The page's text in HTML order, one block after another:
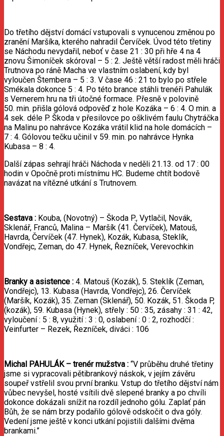
Do třetího dějství domácí vstupovali s vynucenou změnou po
zranění Maršíka, kterého nahradil Červíček. Úvod této třetiny
se Náchodu nevydařil, neboť v čase 21 : 30 při hře 4 na 4
znovu Šimoníček skóroval – 5 : 2. Ještě větší radost měli hráči
Trutnova po ráně Macha ve vlastním oslabení, kdy byl
vyloučen Štembera – 5 : 3. V čase 46 : 21 to bylo po střele
Smékala dokonce 5 : 4. Po této brance stáhli trenéři Pahulák
s Vernerem hru na tři útočné formace. Přesně v polovině
50. min. přišla gólová odpověď z hole Kozáka – 6 : 4. O min. a
4 sek. déle P. Škoda v přesilovce po ošklivém faulu Chytráčka
na Malinu po nahrávce Kozáka vrátil klid na hole domácích –
7 : 4. Gólovou tečku učinil v 59. min. po nahrávce Hynka
Kubasa – 8 : 4.
Další zápas sehrají hráči Náchoda v neděli 21.13. od 17 : 00
hodin v Opočně proti místnímu HC. Budeme chtít bodově
navázat na vítězné utkání s Trutnovem.
Sestava : Kouba, (Novotný) – Škoda P., Vytlačil, Novák,
Sklenář, Franců, Malina – Maršík (41. Červíček), Matouš,
Havrda, Červíček (47. Hynek), Kozák, Kubasa, Steklík,
Vondřejc, Zeman, do 47. Hynek, Řezníček, Verevochkin
Branky a asistence : 4. Matouš (Kozák), 5. Steklík (Zeman,
Vondřejc), 13. Kubasa (Havrda, Vondřejc), 26. Červíček
(Maršík, Kozák), 35. Zeman (Sklenář), 50. Kozák, 51. Škoda P,
(kozák), 59. Kubasa (Hynek), střely : 50 : 35, zásahy : 31 : 42,
vyloučení : 5 : 8, využití : 3 : 0, oslabení : 0 : 2, rozhodčí :
Veinfurter – Rezek, Řezníček, diváci : 106
Michal PAHULÁK – trenér mužstva : “V průběhu druhé třetiny
jsme si vypracovali pětibrankový náskok, v jejím závěru
soupeř vstřelil svou první branku. Vstup do třetího dějství nám
vůbec nevyšel, hosté vsítili dvě slepené branky a po chvíli
dokonce dokázali snížit na rozdíl jednoho gólu. Zaplať pán
Bůh, že se nám brzy podařilo gólově odskočit o dva góly.
Vedení jsme ještě v konci utkání pojistili dalšími dvěma
brankami.”